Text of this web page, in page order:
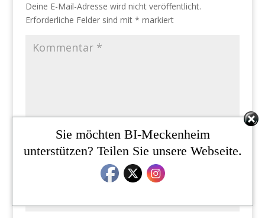
Deine E-Mail-Adresse wird nicht veröffentlicht.
Erforderliche Felder sind mit * markiert
Sie möchten BI-Meckenheim
unterstützen? Teilen Sie unsere Webseite.